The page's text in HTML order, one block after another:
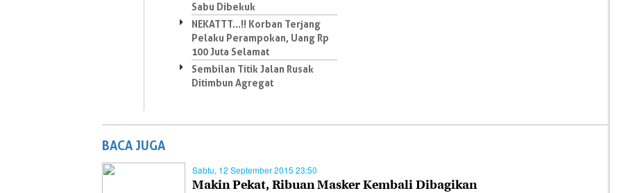
Sabu Dibekuk
NEKATTT...!! Korban Terjang
Pelaku Perampokan, Uang Rp
100 Juta Selamat
Sembilan Titik Jalan Rusak
Ditimbun Agregat
BACA JUGA
Sabtu, 12 September 2015 23:50
Makin Pekat, Ribuan Masker Kembali Dibagikan